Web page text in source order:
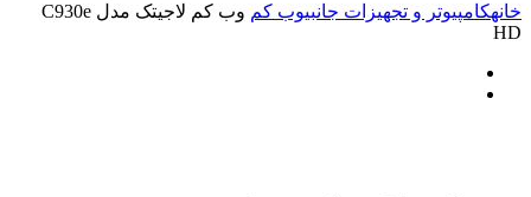
خانهکامپیوتر و تجهیزات جانبیوب کم
وب کم لاجیتک مدل C930e
HD